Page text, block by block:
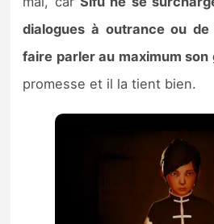
dialogues à outrance ou
faire parler au maximum son
promesse et il la tient bien.